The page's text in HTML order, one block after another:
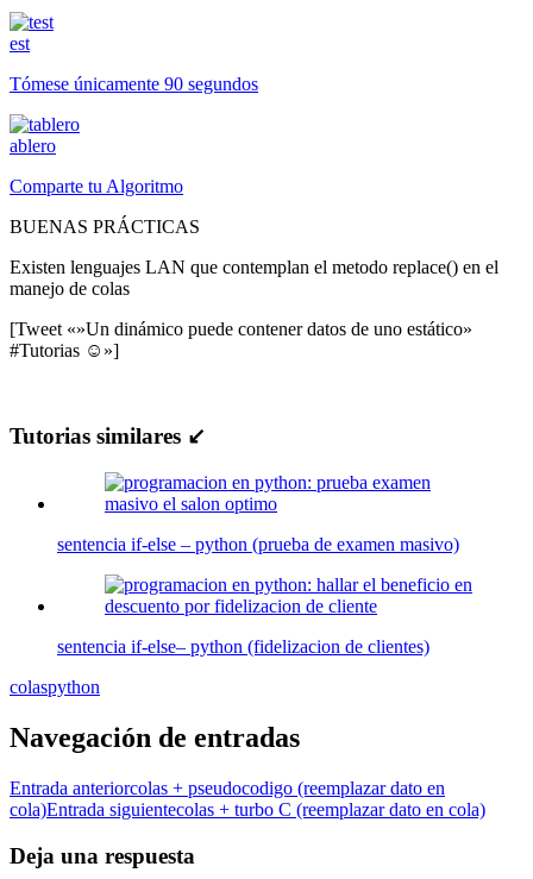
est
Tómese únicamente 90 segundos
ablero
Comparte tu Algoritmo
BUENAS PRÁCTICAS
Existen lenguajes LAN que contemplan el metodo replace() en el
manejo de colas
[Tweet «»Un dinámico puede contener datos de uno estático»
#Tutorias ☺»]
Tutorias similares ↙
sentencia if-else – python (prueba de examen masivo)
sentencia if-else– python (fidelizacion de clientes)
colaspython
Navegación de entradas
Entrada anteriorcolas + pseudocodigo (reemplazar dato en
cola)Entrada siguientecolas + turbo C (reemplazar dato en cola)
Deja una respuesta